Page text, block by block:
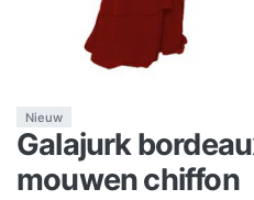
Nieuw
Galajurk
mouwen chiffon